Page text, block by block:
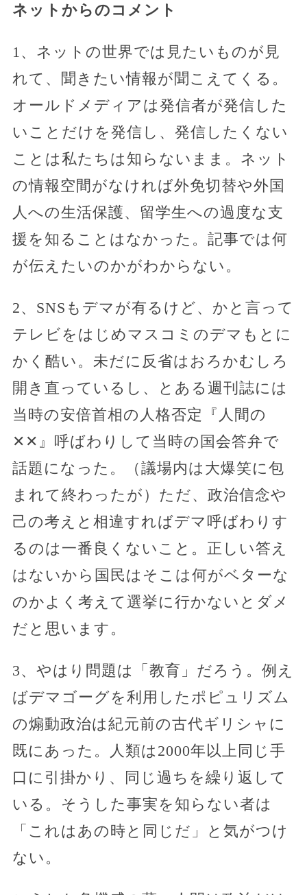
ネットからのコメント
1、ネットの世界では見たいものが見
れて、聞きたい情報が聞こえてくる。
オールドメディアは発信者が発信した
いことだけを発信し、発信したくない
ことは私たちは知らないまま。ネット
の情報空間がなければ外免切替や外国
人への生活保護、留学生への過度な支
援を知ることはなかった。記事では何
が伝えたいのかがわからない。
2、SNSもデマが有るけど、かと言って
テレビをはじめマスコミのデマもとに
かく酷い。未だに反省はおろかむしろ
開き直っているし、とある週刊誌には
当時の安倍首相の人格否定『人間の
✕✕』呼ばわりして当時の国会答弁で
話題になった。（議場内は大爆笑に包
まれて終わったが）ただ、政治信念や
己の考えと相違すればデマ呼ばわりす
るのは一番良くないこと。正しい答え
はないから国民はそこは何がベターな
のかよく考えて選挙に行かないとダメ
だと思います。
3、やはり問題は「教育」だろう。例え
ばデマゴーグを利用したポピュリズム
の煽動政治は紀元前の古代ギリシャに
既にあった。人類は2000年以上同じ手
口に引掛かり、同じ過ちを繰り返して
いる。そうした事実を知らない者は
「これはあの時と同じだ」と気がつけ
ない。